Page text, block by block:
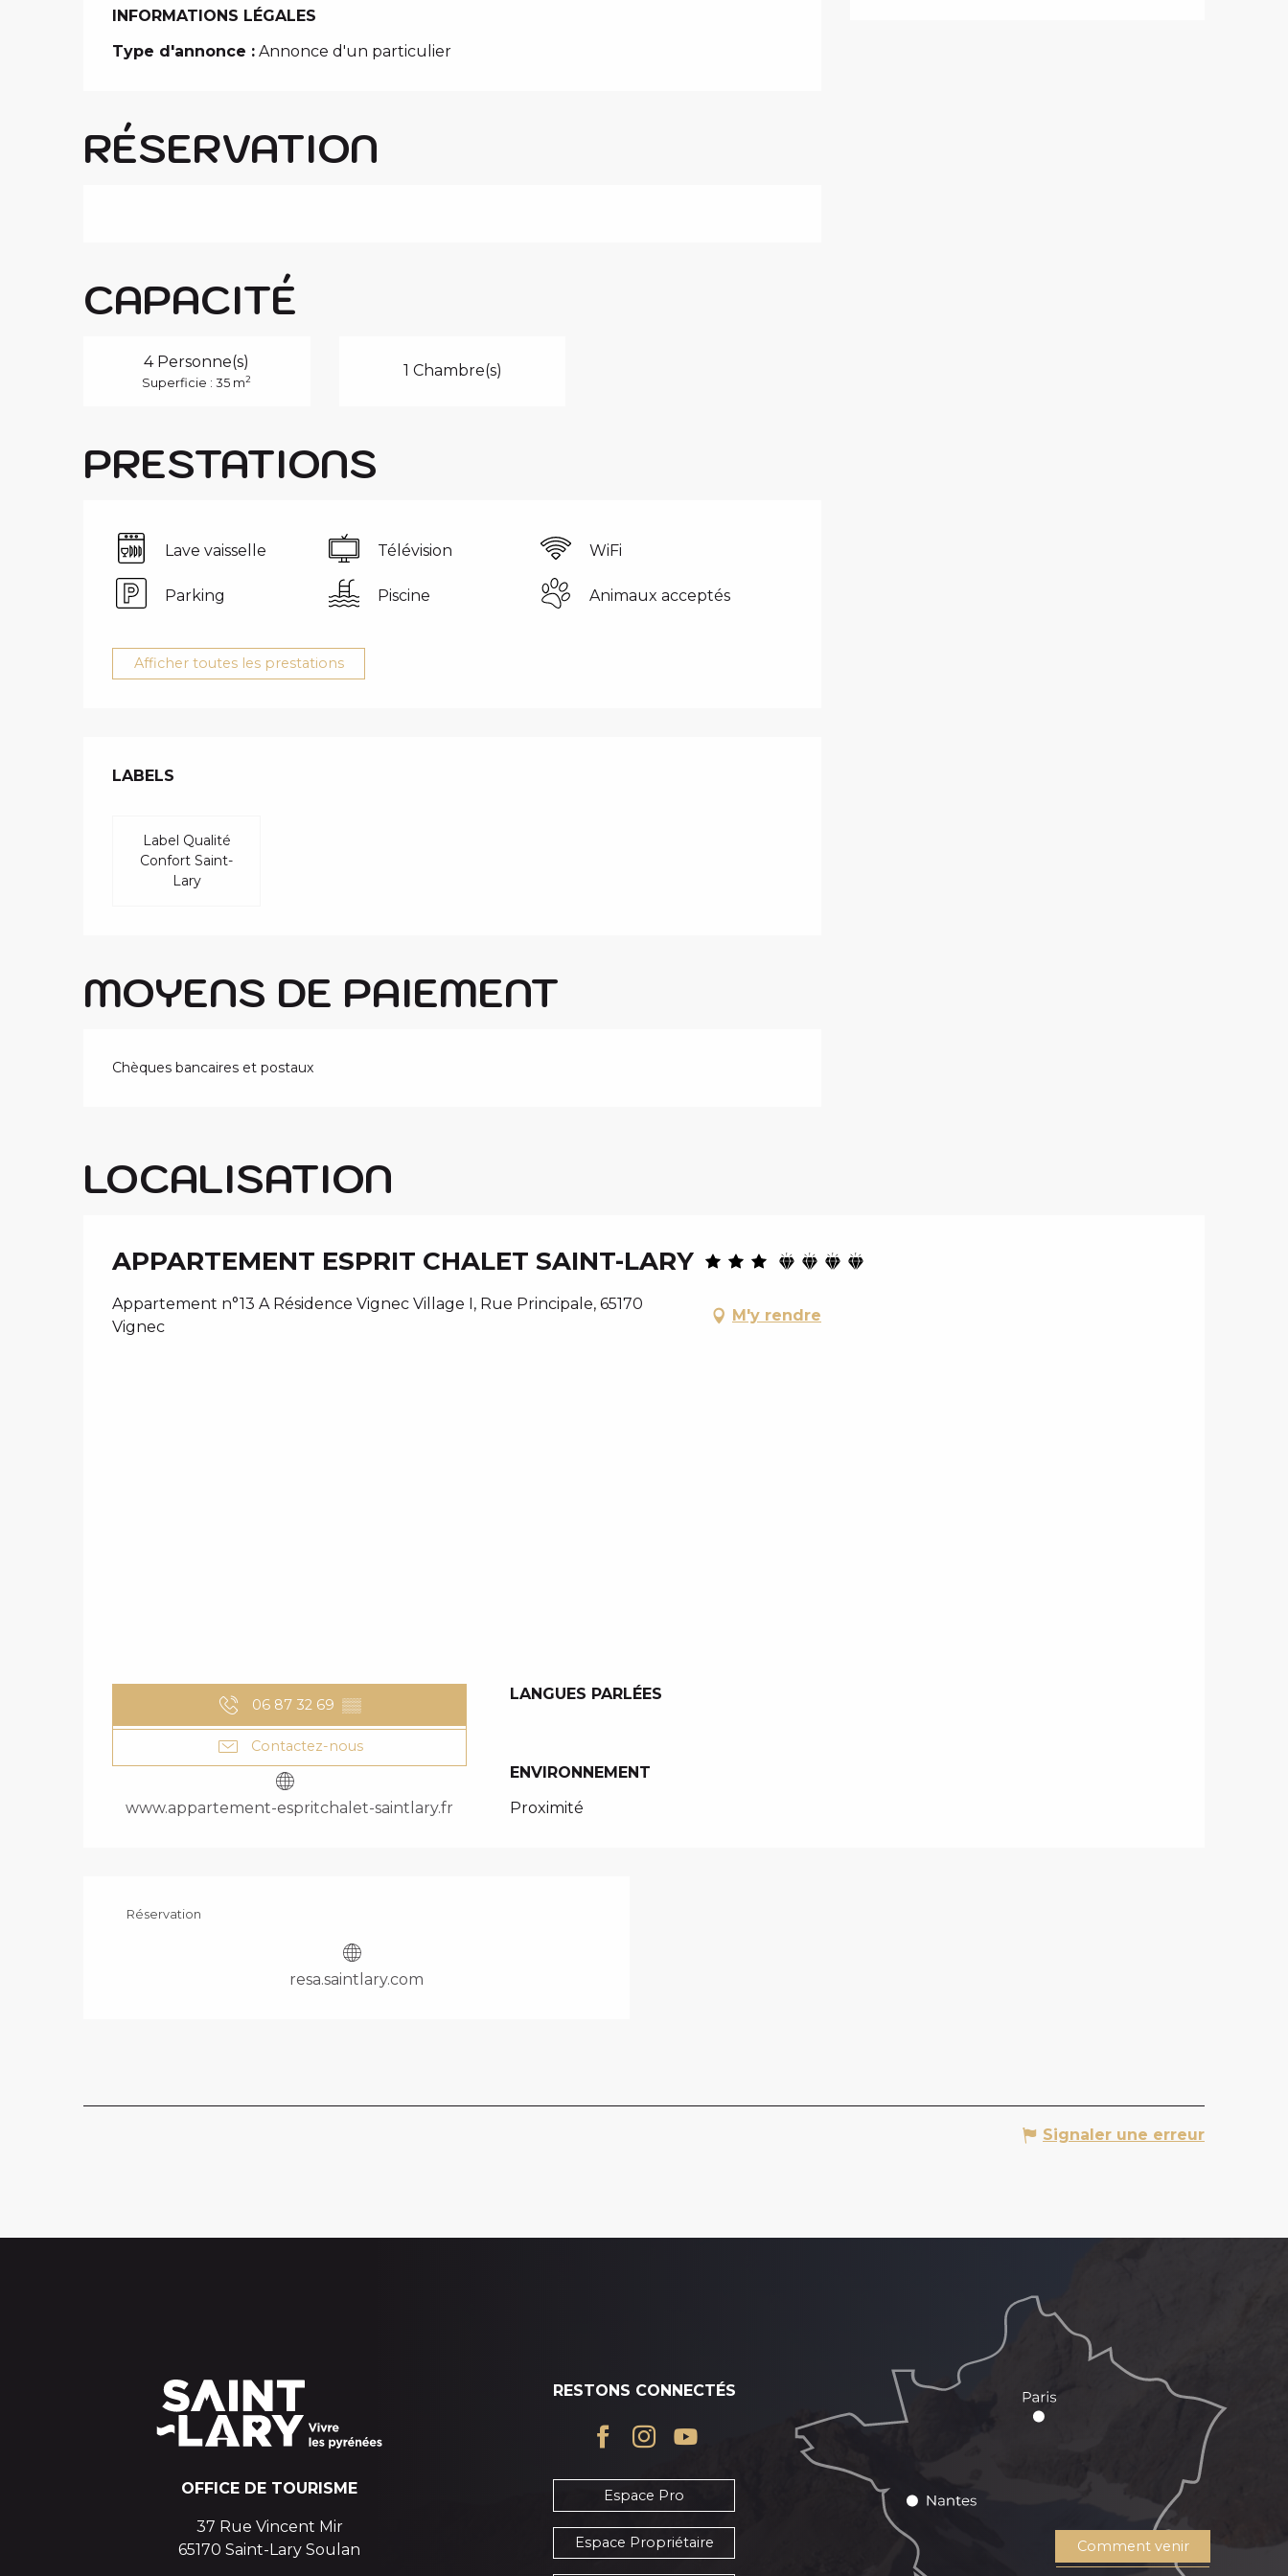
INFORMATIONS LÉGALES
INFORMATIONS LÉGALES
Type d'annonce : Annonce d'un particulier
RÉSERVATION
CAPACITÉ
4 Personne(s)
Superficie : 35 m2 1 Chambre(s)
PRESTATIONS
Lave vaisselle Télévision WiFi
Parking Piscine Animaux acceptés
Afficher toutes les prestations
OFFRES DE PRESTATIONS
LABELS
LABELS
Label Qualité
Confort Saint-
Lary
MOYENS DE PAIEMENT
Chèques bancaires et postaux
LOCALISATION
APPARTEMENT ESPRIT CHALET SAINT-LARY
Appartement n°13 A Résidence Vignec Village I, Rue Principale, 65170
Vignec
M'y rendre
06 87 32 69 ▒▒
Contactez-nous
www.appartement-espritchalet-saintlary.fr
LANGUES PARLÉES
LANGUES PARLÉES
ENVIRONNEMENT
ENVIRONNEMENT
Proximité
Réservation
resa.saintlary.com
Signaler une erreur
OFFICE DE TOURISME
37 Rue Vincent Mir
65170 Saint-Lary Soulan
RESTONS CONNECTÉS
Espace Pro
Espace Propriétaire Comment venir